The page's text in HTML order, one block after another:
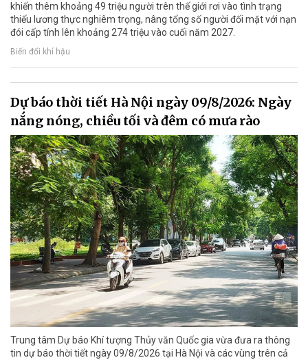
khiến thêm khoảng 49 triệu người trên thế giới rơi vào tình trạng
thiếu lương thực nghiêm trọng, nâng tổng số người đối mặt với nạn
đói cấp tính lên khoảng 274 triệu vào cuối năm 2027.
Biến đổi khí hậu
Dự báo thời tiết Hà Nội ngày 09/8/2026: Ngày
nắng nóng, chiều tối và đêm có mưa rào
Trung tâm Dự báo Khí tượng Thủy văn Quốc gia vừa đưa ra thông
tin dự báo thời tiết ngày 09/8/2026 tại Hà Nội và các vùng trên cả